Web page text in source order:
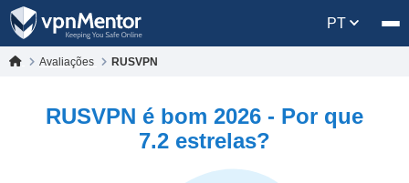
PT
Avaliações RUSVPN
RUSVPN é bom 2026 - Por que
7.2 estrelas?